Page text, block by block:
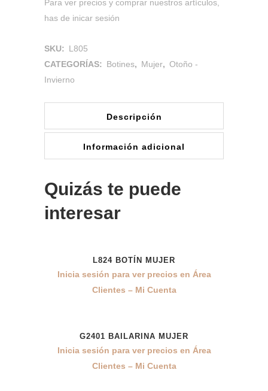
Para ver precios y comprar nuestros artículos,
has de inicar sesión
SKU: L805
CATEGORÍAS: Botines, Mujer, Otoño -
Invierno
Descripción
Información adicional
Quizás te puede
interesar
L824 BOTÍN MUJER
Inicia sesión para ver precios en Área
Clientes – Mi Cuenta
G2401 BAILARINA MUJER
Inicia sesión para ver precios en Área
Clientes – Mi Cuenta